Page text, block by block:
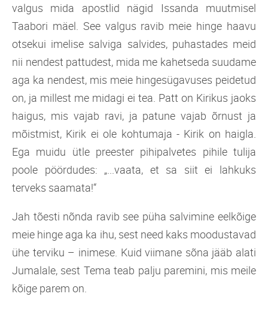
valgus mida apostlid nägid Issanda muutmisel
Taabori mäel. See valgus ravib meie hinge haavu
otsekui imelise salviga salvides, puhastades meid
nii nendest pattudest, mida me kahetseda suudame
aga ka nendest, mis meie hingesügavuses peidetud
on, ja millest me midagi ei tea. Patt on Kirikus jaoks
haigus, mis vajab ravi, ja patune vajab õrnust ja
mõistmist, Kirik ei ole kohtumaja - Kirik on haigla.
Ega muidu ütle preester pihipalvetes pihile tulija
poole pöördudes: „...vaata, et sa siit ei lahkuks
terveks saamata!“
Jah tõesti nõnda ravib see püha salvimine eelkõige
meie hinge aga ka ihu, sest need kaks moodustavad
ühe terviku – inimese. Kuid viimane sõna jääb alati
Jumalale, sest Tema teab palju paremini, mis meile
kõige parem on.